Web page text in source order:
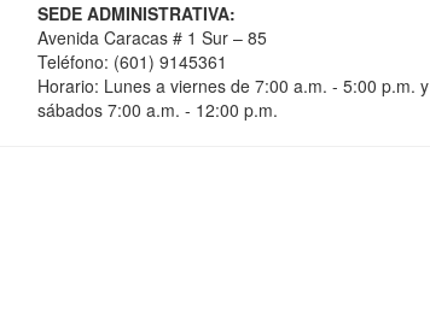
SEDE ADMINISTRATIVA:
Avenida Caracas # 1 Sur – 85
Teléfono: (601) 9145361
Horario: Lunes a viernes de 7:00 a.m. - 5:00 p.m. y
sábados 7:00 a.m. - 12:00 p.m.